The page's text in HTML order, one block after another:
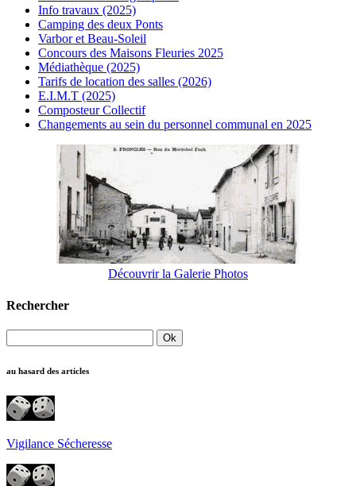
Info travaux (2025)
Camping des deux Ponts
Varbor et Beau-Soleil
Concours des Maisons Fleuries 2025
Médiathèque (2025)
Tarifs de location des salles (2026)
E.I.M.T (2025)
Composteur Collectif
Changements au sein du personnel communal en 2025
Découvrir la Galerie Photos
Rechercher
au hasard des articles
Vigilance Sécheresse